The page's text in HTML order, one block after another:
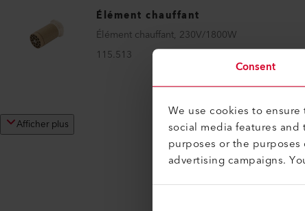
Consent
We use cookies to
social media features
purposes or the
advertising campaigns.
Élément chauffant
Élément chauffant, 230V/1800W
115.513
Afficher plus